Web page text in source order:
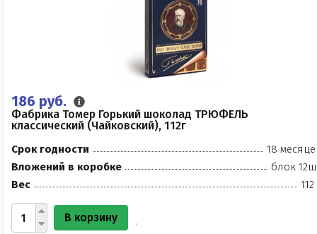
186 руб.
Фабрика Томер Горький шоколад ТРЮФЕЛЬ
классический (Чайковский), 112г
Срок годности
18
Вложений в коробке
блок
Вес
112
В корзину